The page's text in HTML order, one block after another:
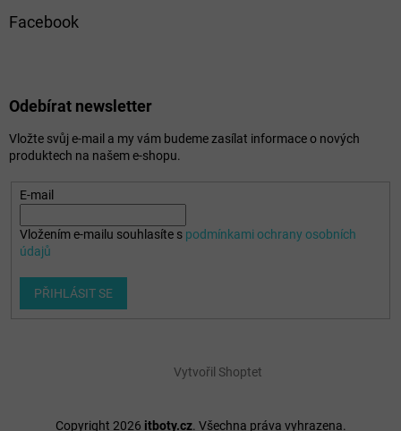
Facebook
Odebírat newsletter
Vložte svůj e-mail a my vám budeme zasílat informace o nových
produktech na našem e-shopu.
E-mail
Vložením e-mailu souhlasíte s podmínkami ochrany osobních
údajů
PŘIHLÁSIT SE
Vytvořil Shoptet
Copyright 2026 itboty.cz. Všechna práva vyhrazena.